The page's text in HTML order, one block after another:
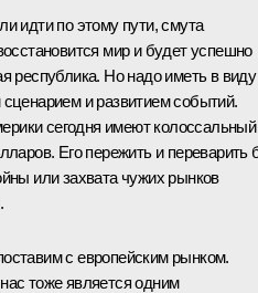
идти по этому пути, смута
мир и будет успешно
республика. Но надо иметь в виду
и развитием событий.
сегодня имеют колоссальный
Его пережить и переварить
или захвата чужих рынков
с европейским рынком.
тоже является одним